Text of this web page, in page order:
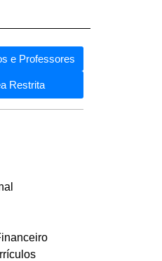
e Professores
Restrita